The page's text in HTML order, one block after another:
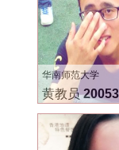
华南师范大学
黄教员